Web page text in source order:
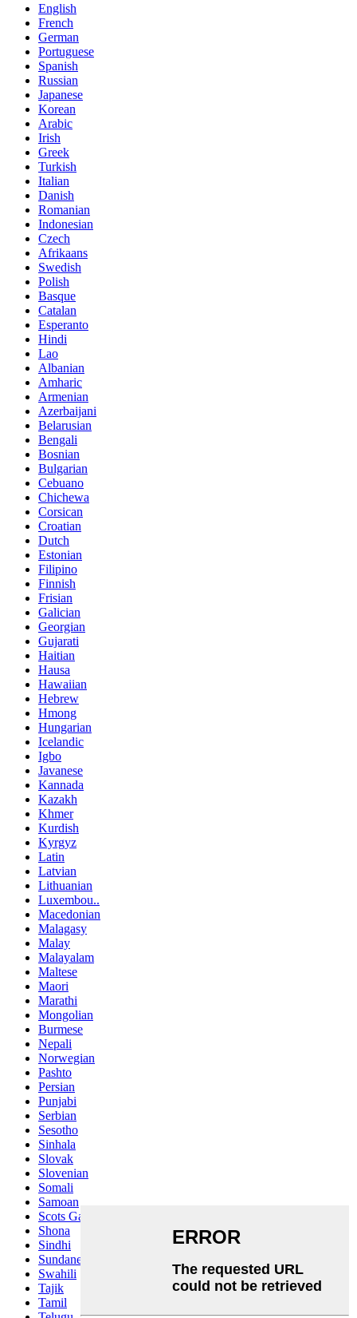
English
French
German
Portuguese
Spanish
Russian
Japanese
Korean
Arabic
Irish
Greek
Turkish
Italian
Danish
Romanian
Indonesian
Czech
Afrikaans
Swedish
Polish
Basque
Catalan
Esperanto
Hindi
Lao
Albanian
Amharic
Armenian
Azerbaijani
Belarusian
Bengali
Bosnian
Bulgarian
Cebuano
Chichewa
Corsican
Croatian
Dutch
Estonian
Filipino
Finnish
Frisian
Galician
Georgian
Gujarati
Haitian
Hausa
Hawaiian
Hebrew
Hmong
Hungarian
Icelandic
Igbo
Javanese
Kannada
Kazakh
Khmer
Kurdish
Kyrgyz
Latin
Latvian
Lithuanian
Luxembou..
Macedonian
Malagasy
Malay
Malayalam
Maltese
Maori
Marathi
Mongolian
Burmese
Nepali
Norwegian
Pashto
Persian
Punjabi
Serbian
Sesotho
Sinhala
Slovak
Slovenian
Somali
Samoan
Scots Gaelic
Shona
Sindhi
Sundanese
Swahili
Tajik
Tamil